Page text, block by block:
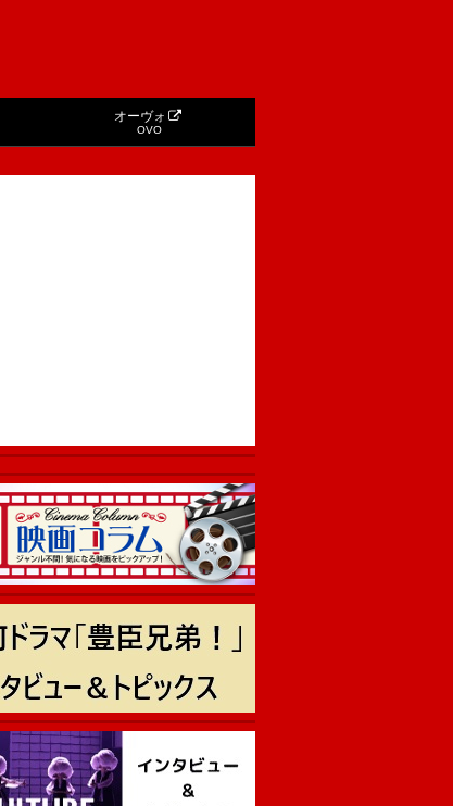
オーヴォ
OVO